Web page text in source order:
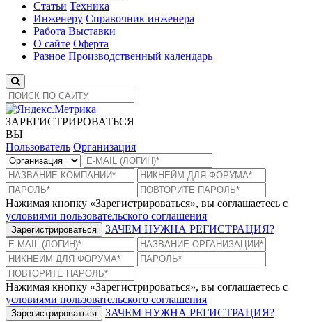
Статьи Техника
Инженеру Справочник инженера
Работа Выставки
О сайте Оферта
Разное Производственный календарь
ЗАРЕГИСТРИРОВАТЬСЯ
ВЫ
Пользователь Организация
Нажимая кнопку «Зарегистрироваться», вы соглашаетесь с
условиями пользовательского соглашения
Зарегистрироваться ЗАЧЕМ НУЖНА РЕГИСТРАЦИЯ?
Нажимая кнопку «Зарегистрироваться», вы соглашаетесь с
условиями пользовательского соглашения
Зарегистрироваться
ЗАЧЕМ НУЖНА РЕГИСТРАЦИЯ?